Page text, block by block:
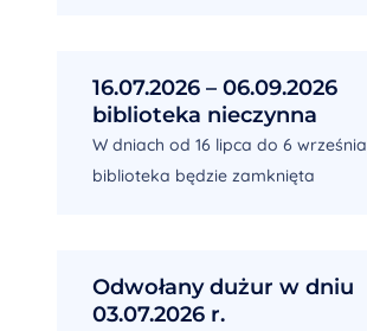
16.07.2026 – 06.09.2026
biblioteka nieczynna
W dniach od 16 lipca do 6 września
biblioteka będzie zamknięta
Odwołany dużur w dniu
03.07.2026 r.